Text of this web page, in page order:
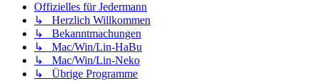
Offizielles für Jedermann
↳ Herzlich Willkommen
↳ Bekanntmachungen
↳ Mac/Win/Lin-HaBu
↳ Mac/Win/Lin-Neko
↳ Übrige Programme